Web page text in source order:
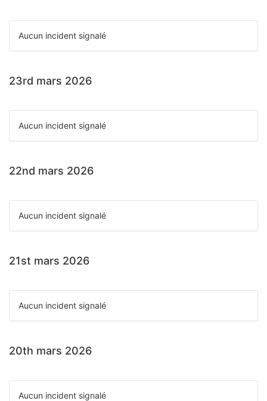
Aucun incident signalé
23rd mars 2026
Aucun incident signalé
22nd mars 2026
Aucun incident signalé
21st mars 2026
Aucun incident signalé
20th mars 2026
Aucun incident signalé